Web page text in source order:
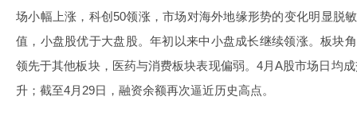
场小幅上涨，科创50领涨，市场对海外地缘形势的变化明显脱
值，小盘股优于大盘股。年初以来中小盘成长继续领涨。板块
领先于其他板块，医药与消费板块表现偏弱。4月A股市场日均
升；截至4月29日，融资余额再次逼近历史高点。